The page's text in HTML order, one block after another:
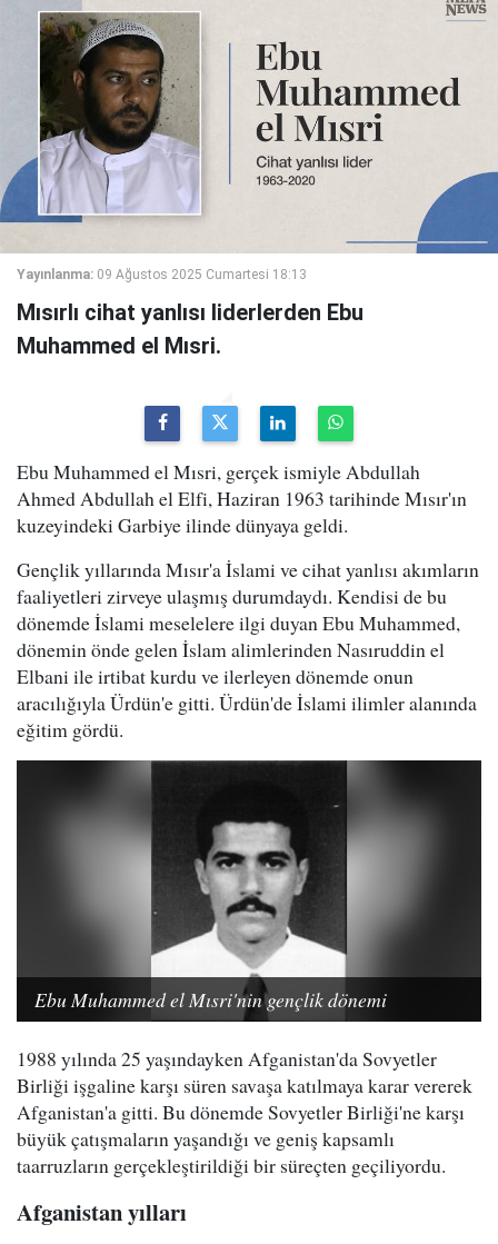
Yayınlanma: 09 Ağustos 2025 Cumartesi 18:13
Mısırlı cihat yanlısı liderlerden Ebu
Muhammed el Mısri.
Ebu Muhammed el Mısri, gerçek ismiyle Abdullah
Ahmed Abdullah el Elfi, Haziran 1963 tarihinde Mısır'ın
kuzeyindeki Garbiye ilinde dünyaya geldi.
Gençlik yıllarında Mısır'a İslami ve cihat yanlısı akımların
faaliyetleri zirveye ulaşmış durumdaydı. Kendisi de bu
dönemde İslami meselelere ilgi duyan Ebu Muhammed,
dönemin önde gelen İslam alimlerinden Nasıruddin el
Elbani ile irtibat kurdu ve ilerleyen dönemde onun
aracılığıyla Ürdün'e gitti. Ürdün'de İslami ilimler alanında
eğitim gördü.
Ebu Muhammed el Mısri'nin gençlik dönemi
1988 yılında 25 yaşındayken Afganistan'da Sovyetler
Birliği işgaline karşı süren savaşa katılmaya karar vererek
Afganistan'a gitti. Bu dönemde Sovyetler Birliği'ne karşı
büyük çatışmaların yaşandığı ve geniş kapsamlı
taarruzların gerçekleştirildiği bir süreçten geçiliyordu.
Afganistan yılları